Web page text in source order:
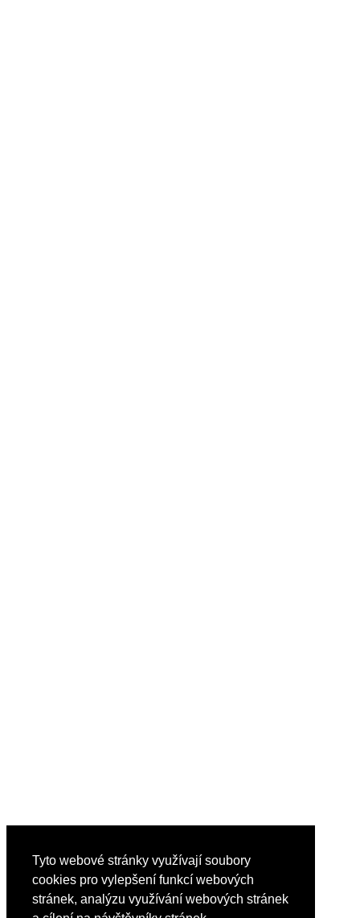
Tyto webové stránky využívají soubory
cookies pro vylepšení funkcí webových
stránek, analýzu využívání webových stránek